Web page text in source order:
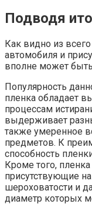
Подводя
Как видно из
автомобиля и
вполне может
Популярность
пленка обладает
процессам
выдерживает
также умеренное
предметов. К
способность
Кроме того,
присутствующие
шероховатости и
диаметр которых